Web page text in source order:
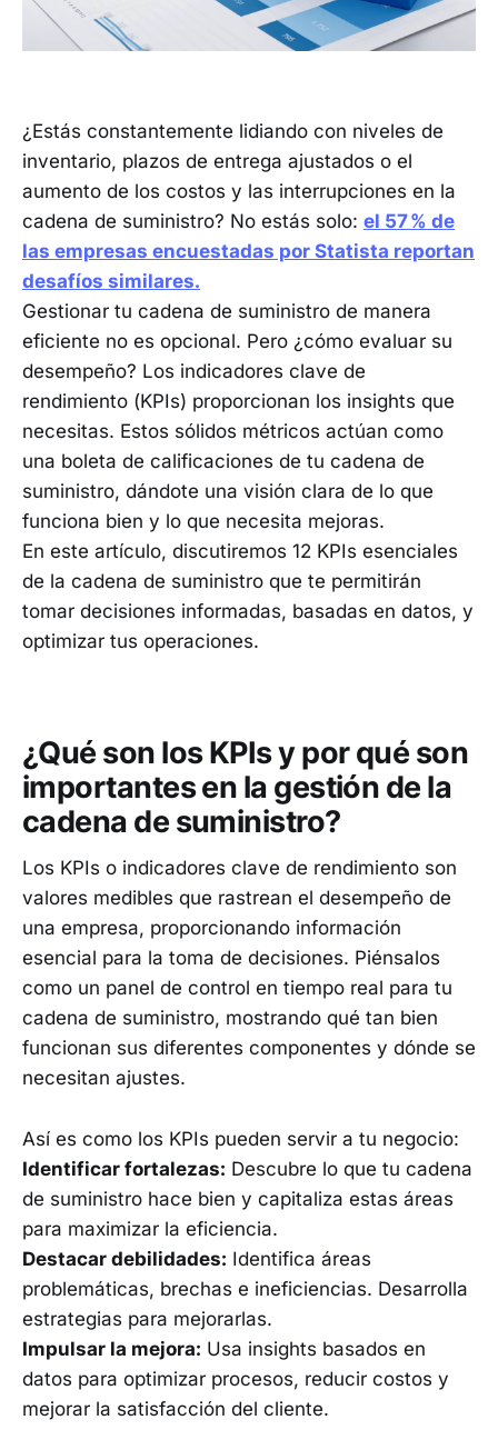
¿Estás constantemente lidiando con niveles de
inventario, plazos de entrega ajustados o el
aumento de los costos y las interrupciones en la
cadena de suministro? No estás solo: el 57 % de
las empresas encuestadas por Statista reportan
desafíos similares.
Gestionar tu cadena de suministro de manera
eficiente no es opcional. Pero ¿cómo evaluar su
desempeño? Los indicadores clave de
rendimiento (KPIs) proporcionan los insights que
necesitas. Estos sólidos métricos actúan como
una boleta de calificaciones de tu cadena de
suministro, dándote una visión clara de lo que
funciona bien y lo que necesita mejoras.
En este artículo, discutiremos 12 KPIs esenciales
de la cadena de suministro que te permitirán
tomar decisiones informadas, basadas en datos, y
optimizar tus operaciones.
¿Qué son los KPIs y por qué son
importantes en la gestión de la
cadena de suministro?
Los KPIs o indicadores clave de rendimiento son
valores medibles que rastrean el desempeño de
una empresa, proporcionando información
esencial para la toma de decisiones. Piénsalos
como un panel de control en tiempo real para tu
cadena de suministro, mostrando qué tan bien
funcionan sus diferentes componentes y dónde se
necesitan ajustes.
Así es como los KPIs pueden servir a tu negocio:
Identificar fortalezas: Descubre lo que tu cadena
de suministro hace bien y capitaliza estas áreas
para maximizar la eficiencia.
Destacar debilidades: Identifica áreas
problemáticas, brechas e ineficiencias. Desarrolla
estrategias para mejorarlas.
Impulsar la mejora: Usa insights basados en
datos para optimizar procesos, reducir costos y
mejorar la satisfacción del cliente.